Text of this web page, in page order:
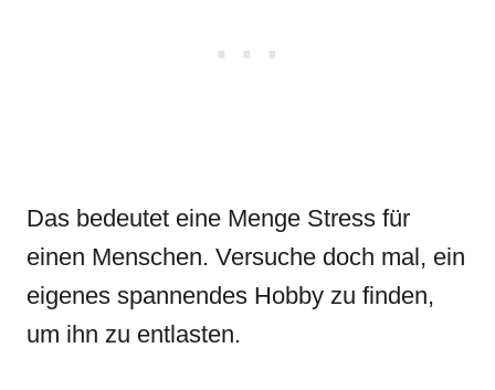
Das bedeutet eine Menge Stress für
einen Menschen. Versuche doch mal, ein
eigenes spannendes Hobby zu finden,
um ihn zu entlasten.